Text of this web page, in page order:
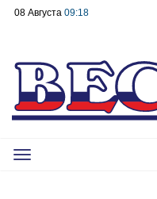
08 Августа 09:18
Toggle